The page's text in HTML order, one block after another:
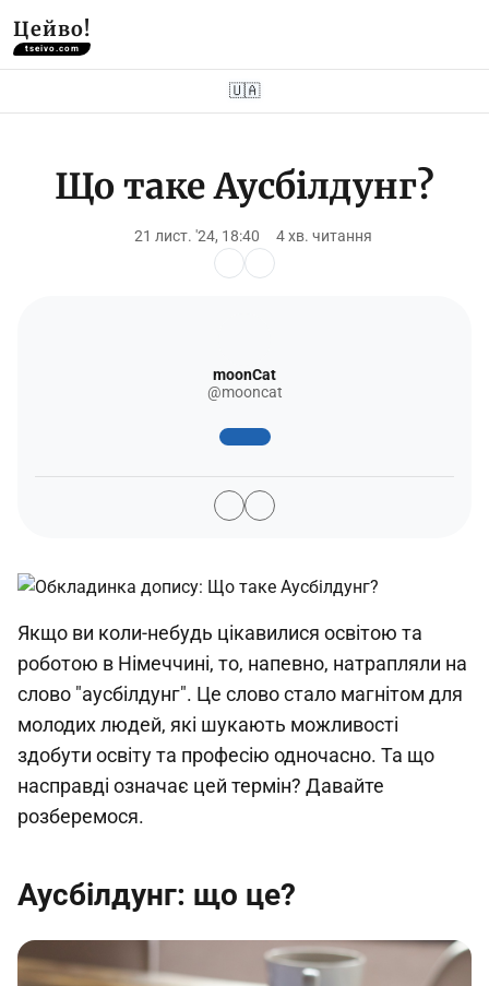
Цейво!
tseivo.com
🇺🇦
Що таке Аусбілдунг?
21 лист. '24, 18:40 4 хв. читання
moonCat
@mooncat
Якщо ви коли-небудь цікавилися освітою та
роботою в Німеччині, то, напевно, натрапляли на
слово "аусбілдунг". Це слово стало магнітом для
молодих людей, які шукають можливості
здобути освіту та професію одночасно. Та що
насправді означає цей термін? Давайте
розберемося.
Аусбілдунг: що це?